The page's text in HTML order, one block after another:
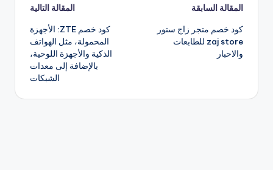
تصفّح
المقالات
المقالة السابقة
كود خصم متجر زاج ستور
zaj store للطابعات
والاحبار
المقالة التالية
كود خصم ZTE: الأجهزة
المحمولة، مثل الهواتف
الذكية والأجهزة اللوحية،
بالإضافة إلى معدات
الشبكات